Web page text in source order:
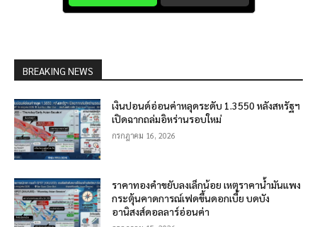
BREAKING NEWS
เงินปอนด์อ่อนค่าหลุดระดับ 1.3550 หลังสหรัฐฯ
เปิดฉากถล่มอิหร่านรอบใหม่
กรกฎาคม 16, 2026
ราคาทองคำขยับลงเล็กน้อย เหตุราคาน้ำมันแพง
กระตุ้นคาดการณ์เฟดขึ้นดอกเบี้ย บดบัง
อานิสงส์ดอลลาร์อ่อนค่า